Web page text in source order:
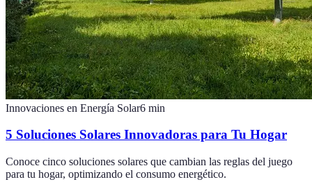
Innovaciones en Energía Solar6 min
5 Soluciones Solares Innovadoras para Tu Hogar
Conoce cinco soluciones solares que cambian las reglas del juego
para tu hogar, optimizando el consumo energético.